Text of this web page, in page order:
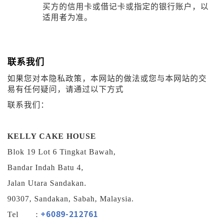
买方的信用卡或借记卡或指定的银行账户，以
适用者为准。
联系我们
如果您对本隐私政策，本网站的做法或您与本网站的交
易有任何疑问，请通过以下方式
联系我们：
KELLY CAKE HOUSE
Blok 19 Lot 6 Tingkat Bawah,
Bandar Indah Batu 4,
Jalan Utara Sandakan.
90307, Sandakan, Sabah, Malaysia.
Tel : +6089-212761